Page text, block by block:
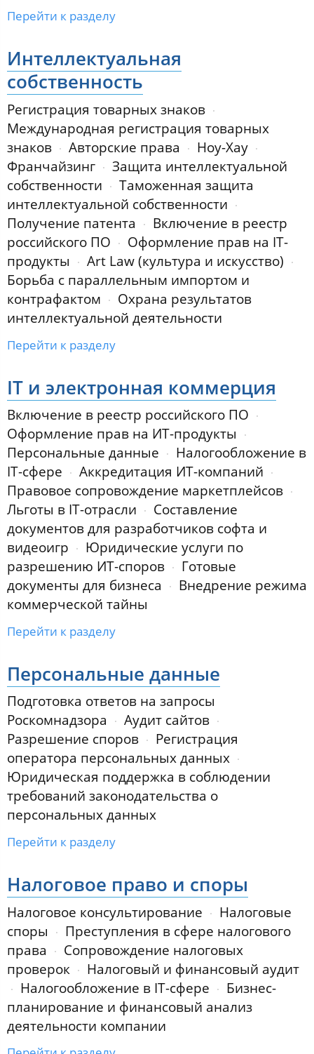
Перейти к разделу
Интеллектуальная
собственность
Регистрация товарных знаков
Международная регистрация товарных
знаков
Авторские права
Ноу-Хау
Франчайзинг
Защита интеллектуальной
собственности
Таможенная защита
интеллектуальной собственности
Получение патента
Включение в реестр
российского ПО
Оформление прав на IT-
продукты
Art Law (культура и искусство)
Борьба с параллельным импортом и
контрафактом
Охрана результатов
интеллектуальной деятельности
Перейти к разделу
IT и электронная коммерция
Включение в реестр российского ПО
Оформление прав на ИТ-продукты
Персональные данные
Налогообложение в
IT-сфере
Аккредитация ИТ-компаний
Правовое сопровождение маркетплейсов
Льготы в IT-отрасли
Составление
документов для разработчиков софта и
видеоигр
Юридические услуги по
разрешению ИТ-споров
Готовые
документы для бизнеса
Внедрение режима
коммерческой тайны
Перейти к разделу
Персональные данные
Подготовка ответов на запросы
Роскомнадзора
Аудит сайтов
Разрешение споров
Регистрация
оператора персональных данных
Юридическая поддержка в соблюдении
требований законодательства о
персональных данных
Перейти к разделу
Налоговое право и споры
Налоговое консультирование
Налоговые
споры
Преступления в сфере налогового
права
Сопровождение налоговых
проверок
Налоговый и финансовый аудит
Налогообложение в IT-сфере
Бизнес-
планирование и финансовый анализ
деятельности компании